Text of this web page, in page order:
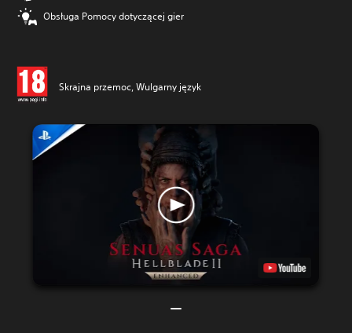
Obsługa Pomocy dotyczącej gier
Skrajna przemoc, Wulgarny język